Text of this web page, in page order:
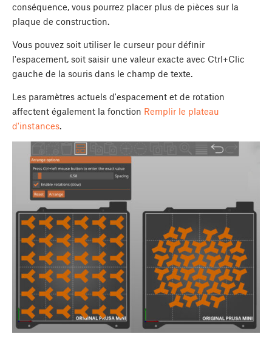
conséquence, vous pourrez placer plus de pièces sur la
plaque de construction.
Vous pouvez soit utiliser le curseur pour définir
l'espacement, soit saisir une valeur exacte avec Ctrl+Clic
gauche de la souris dans le champ de texte.
Les paramètres actuels d'espacement et de rotation
affectent également la fonction Remplir le plateau
d'instances.